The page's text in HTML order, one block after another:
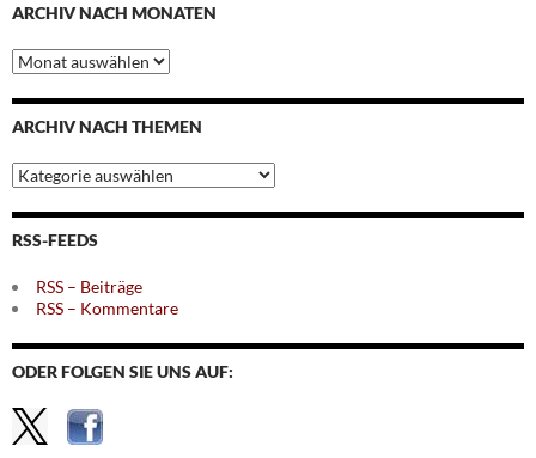
ARCHIV NACH MONATEN
Archiv
nach
Monaten
ARCHIV NACH THEMEN
Archiv
nach
Themen
RSS-FEEDS
RSS – Beiträge
RSS – Kommentare
ODER FOLGEN SIE UNS AUF: